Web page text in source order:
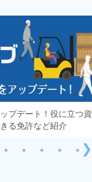
プデート！役に立つ資
る免許など紹介
❯